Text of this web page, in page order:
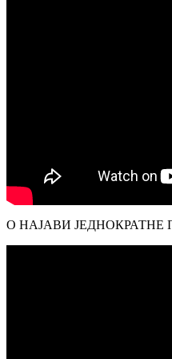
О НАЈАВИ